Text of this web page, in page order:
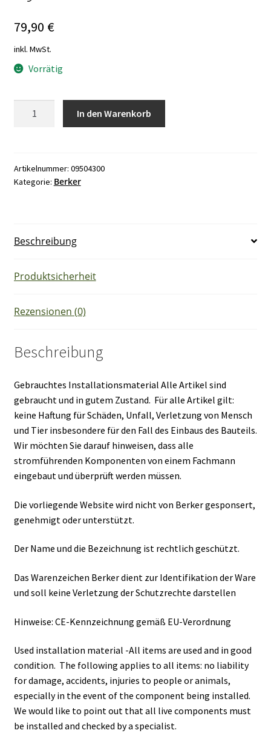
79,90 €
inkl. MwSt.
Vorrätig
Sysem
Einsatz
In den Warenkorb
Artikelnummer: 09504300
Kategorie: Berker
Beschreibung
Produktsicherheit
Rezensionen (0)
Beschreibung
Gebrauchtes Installationsmaterial Alle Artikel sind
gebraucht und in gutem Zustand. Für alle Artikel gilt:
keine Haftung für Schäden, Unfall, Verletzung von Mensch
und Tier insbesondere für den Fall des Einbaus des Bauteils.
Wir möchten Sie darauf hinweisen, dass alle
stromführenden Komponenten von einem Fachmann
eingebaut und überprüft werden müssen.
Die vorliegende Website wird nicht von Berker gesponsert,
genehmigt oder unterstützt.
Der Name und die Bezeichnung ist rechtlich geschützt.
Das Warenzeichen Berker dient zur Identifikation der Ware
und soll keine Verletzung der Schutzrechte darstellen
Hinweise: CE-Kennzeichnung gemäß EU-Verordnung
Used installation material -All items are used and in good
condition. The following applies to all items: no liability
for damage, accidents, injuries to people or animals,
especially in the event of the component being installed.
We would like to point out that all live components must
be installed and checked by a specialist.